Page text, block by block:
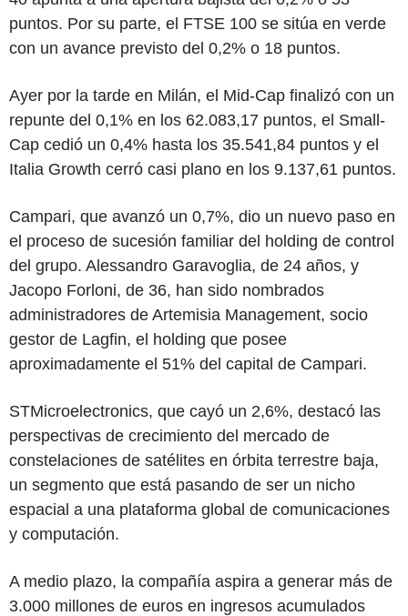
puntos. Por su parte, el FTSE 100 se sitúa en verde
con un avance previsto del 0,2% o 18 puntos.
Ayer por la tarde en Milán, el Mid-Cap finalizó con un
repunte del 0,1% en los 62.083,17 puntos, el Small-
Cap cedió un 0,4% hasta los 35.541,84 puntos y el
Italia Growth cerró casi plano en los 9.137,61 puntos.
Campari, que avanzó un 0,7%, dio un nuevo paso en
el proceso de sucesión familiar del holding de control
del grupo. Alessandro Garavoglia, de 24 años, y
Jacopo Forloni, de 36, han sido nombrados
administradores de Artemisia Management, socio
gestor de Lagfin, el holding que posee
aproximadamente el 51% del capital de Campari.
STMicroelectronics, que cayó un 2,6%, destacó las
perspectivas de crecimiento del mercado de
constelaciones de satélites en órbita terrestre baja,
un segmento que está pasando de ser un nicho
espacial a una plataforma global de comunicaciones
y computación.
A medio plazo, la compañía aspira a generar más de
3.000 millones de euros en ingresos acumulados